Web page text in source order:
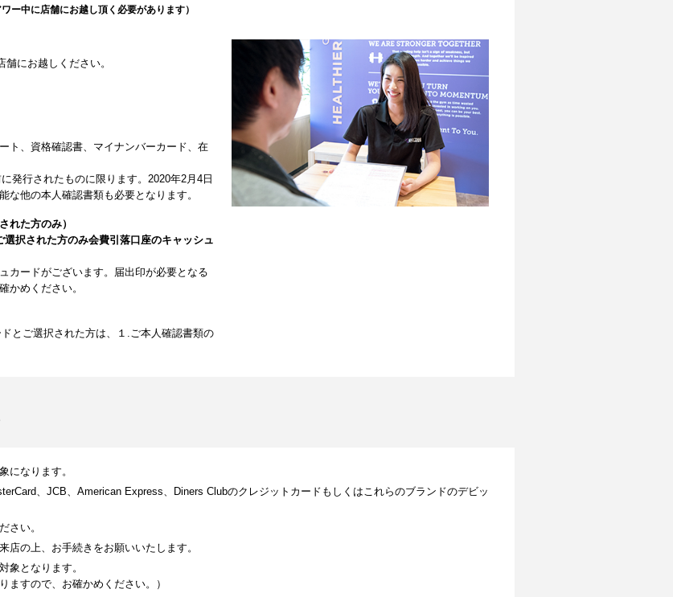
ワー中に店舗にお越し頂く必要があります）
にお越しください。
ト、資格確認書、マイナンバーカード、在
発行されたものに限ります。2020年2月4日
な他の本人確認書類も必要となります。
れた方のみ）
択された方のみ会費引落口座のキャッシュ
カードがございます。届出印が必要となる
かめください。
とご選択された方は、１.ご本人確認書類の
になります。
、JCB、American Express、Diners Clubのクレジットカードもしくはこれらのブランドのデビッ
さい。
店の上、お手続きをお願いいたします。
象となります。
ますので、お確かめください。）